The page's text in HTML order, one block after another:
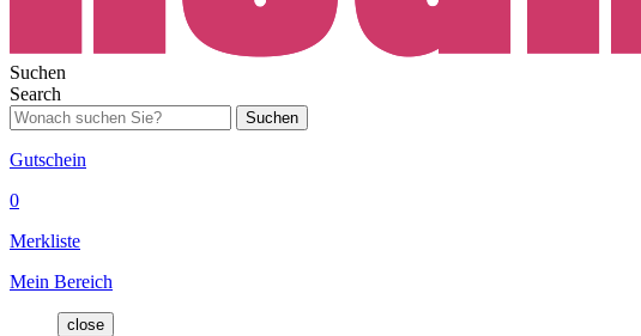
Suchen
Search
Suchen
Gutschein
0
Merkliste
Mein Bereich
close